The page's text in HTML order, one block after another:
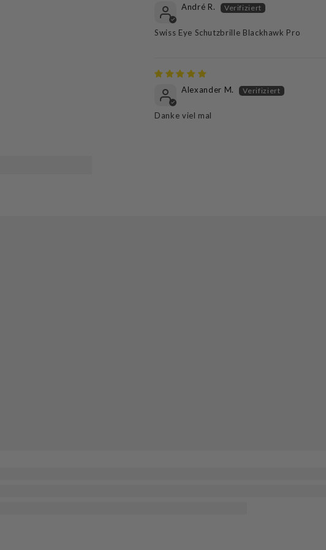
André R.
Swiss Eye Schutzbrille Blackhawk Pro
Alexander M.
Danke viel mal